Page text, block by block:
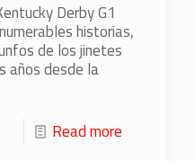
Derby G1
historias,
de los jinetes
años desde la
Read more